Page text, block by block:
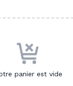
panier est vide